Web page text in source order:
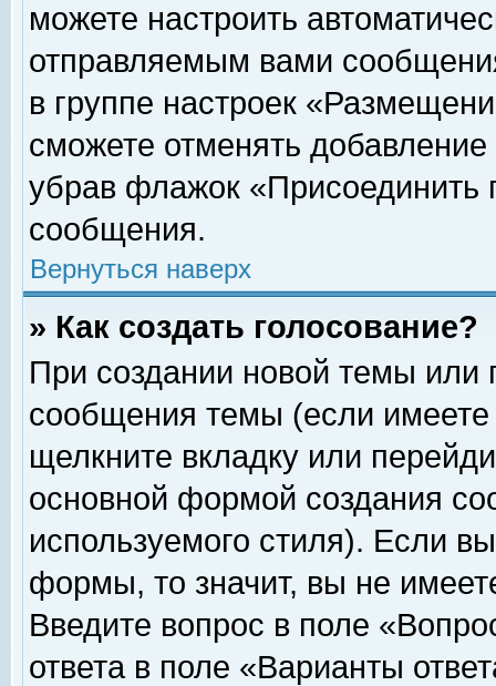
можете настроить
отправляемым вами
в группе настроек
сможете отменять
убрав флажок «Присоединить
сообщения.
Вернуться наверх
» Как создать голосование?
При создании новой темы или
сообщения темы (если
щелкните вкладку или
основной формой создания
используемого стиля). Если
формы, то значит, вы не
Введите вопрос в поле
ответа в поле «Варианты